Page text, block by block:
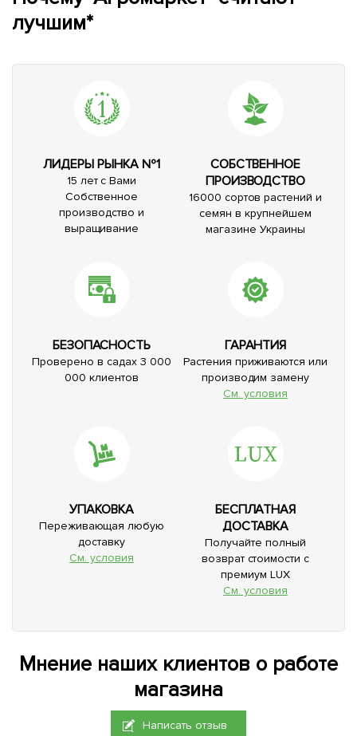
лучшим*
ЛИДЕРЫ РЫНКА №1
15 лет с Вами
Собственное
производство и
выращивание
СОБСТВЕННОЕ
ПРОИЗВОДСТВО
16000 сортов растений и
семян в крупнейшем
магазине Украины
БЕЗОПАСНОСТЬ
Проверено в садах 3 000
000 клиентов
ГАРАНТИЯ
Растения приживаются или
производим замену
См. условия
УПАКОВКА
Переживающая любую
доставку
См. условия
БЕСПЛАТНАЯ
ДОСТАВКА
Получайте полный
возврат стоимости с
премиум LUX
См. условия
Мнение наших клиентов о работе
магазина
Написать отзыв